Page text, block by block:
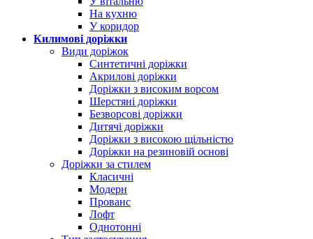
На кухню
У коридор
Килимові доріжки
Види доріжок
Синтетичні доріжки
Акрилові доріжки
Доріжки з високим ворсом
Шерстяні доріжки
Безворсові доріжки
Дитячі доріжки
Доріжки з високою щільністю
Доріжки на резиновій основі
Доріжки за стилем
Класичні
Модерн
Прованс
Лофт
Однотонні